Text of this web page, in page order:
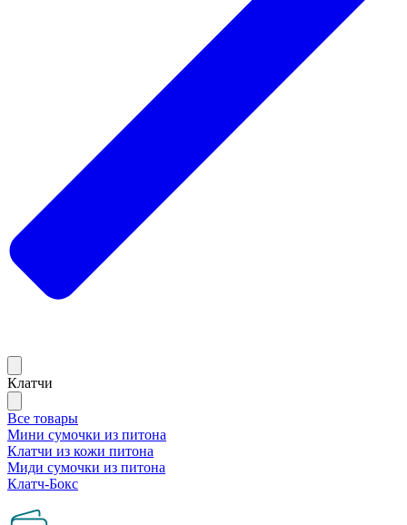
Клатчи
Все товары
Мини сумочки из питона
Клатчи из кожи питона
Миди сумочки из питона
Клатч-Бокс